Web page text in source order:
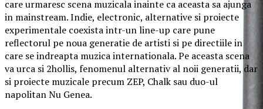
care urmaresc scena muzicala inainte ca aceasta sa ajunga
in mainstream. Indie, electronic, alternative si proiecte
experimentale coexista intr-un line-up care pune
reflectorul pe noua generatie de artisti si pe directiile in
care se indreapta muzica internationala. Pe aceasta scena
va urca si 2hollis, fenomenul alternativ al noii generatii, dar
si proiecte muzicale precum ZEP, Chalk sau duo-ul
napolitan Nu Genea.